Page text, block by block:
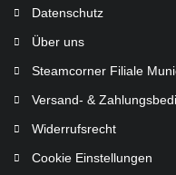
Datenschutz
Über uns
Steamcorner Filiale
Versand- &
Widerrufsrecht
Cookie Einstellungen